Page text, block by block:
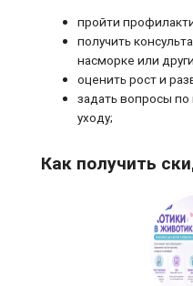
пройти
получить
насморке или
оценить рост и
задать вопросы
уходу;
Как получить